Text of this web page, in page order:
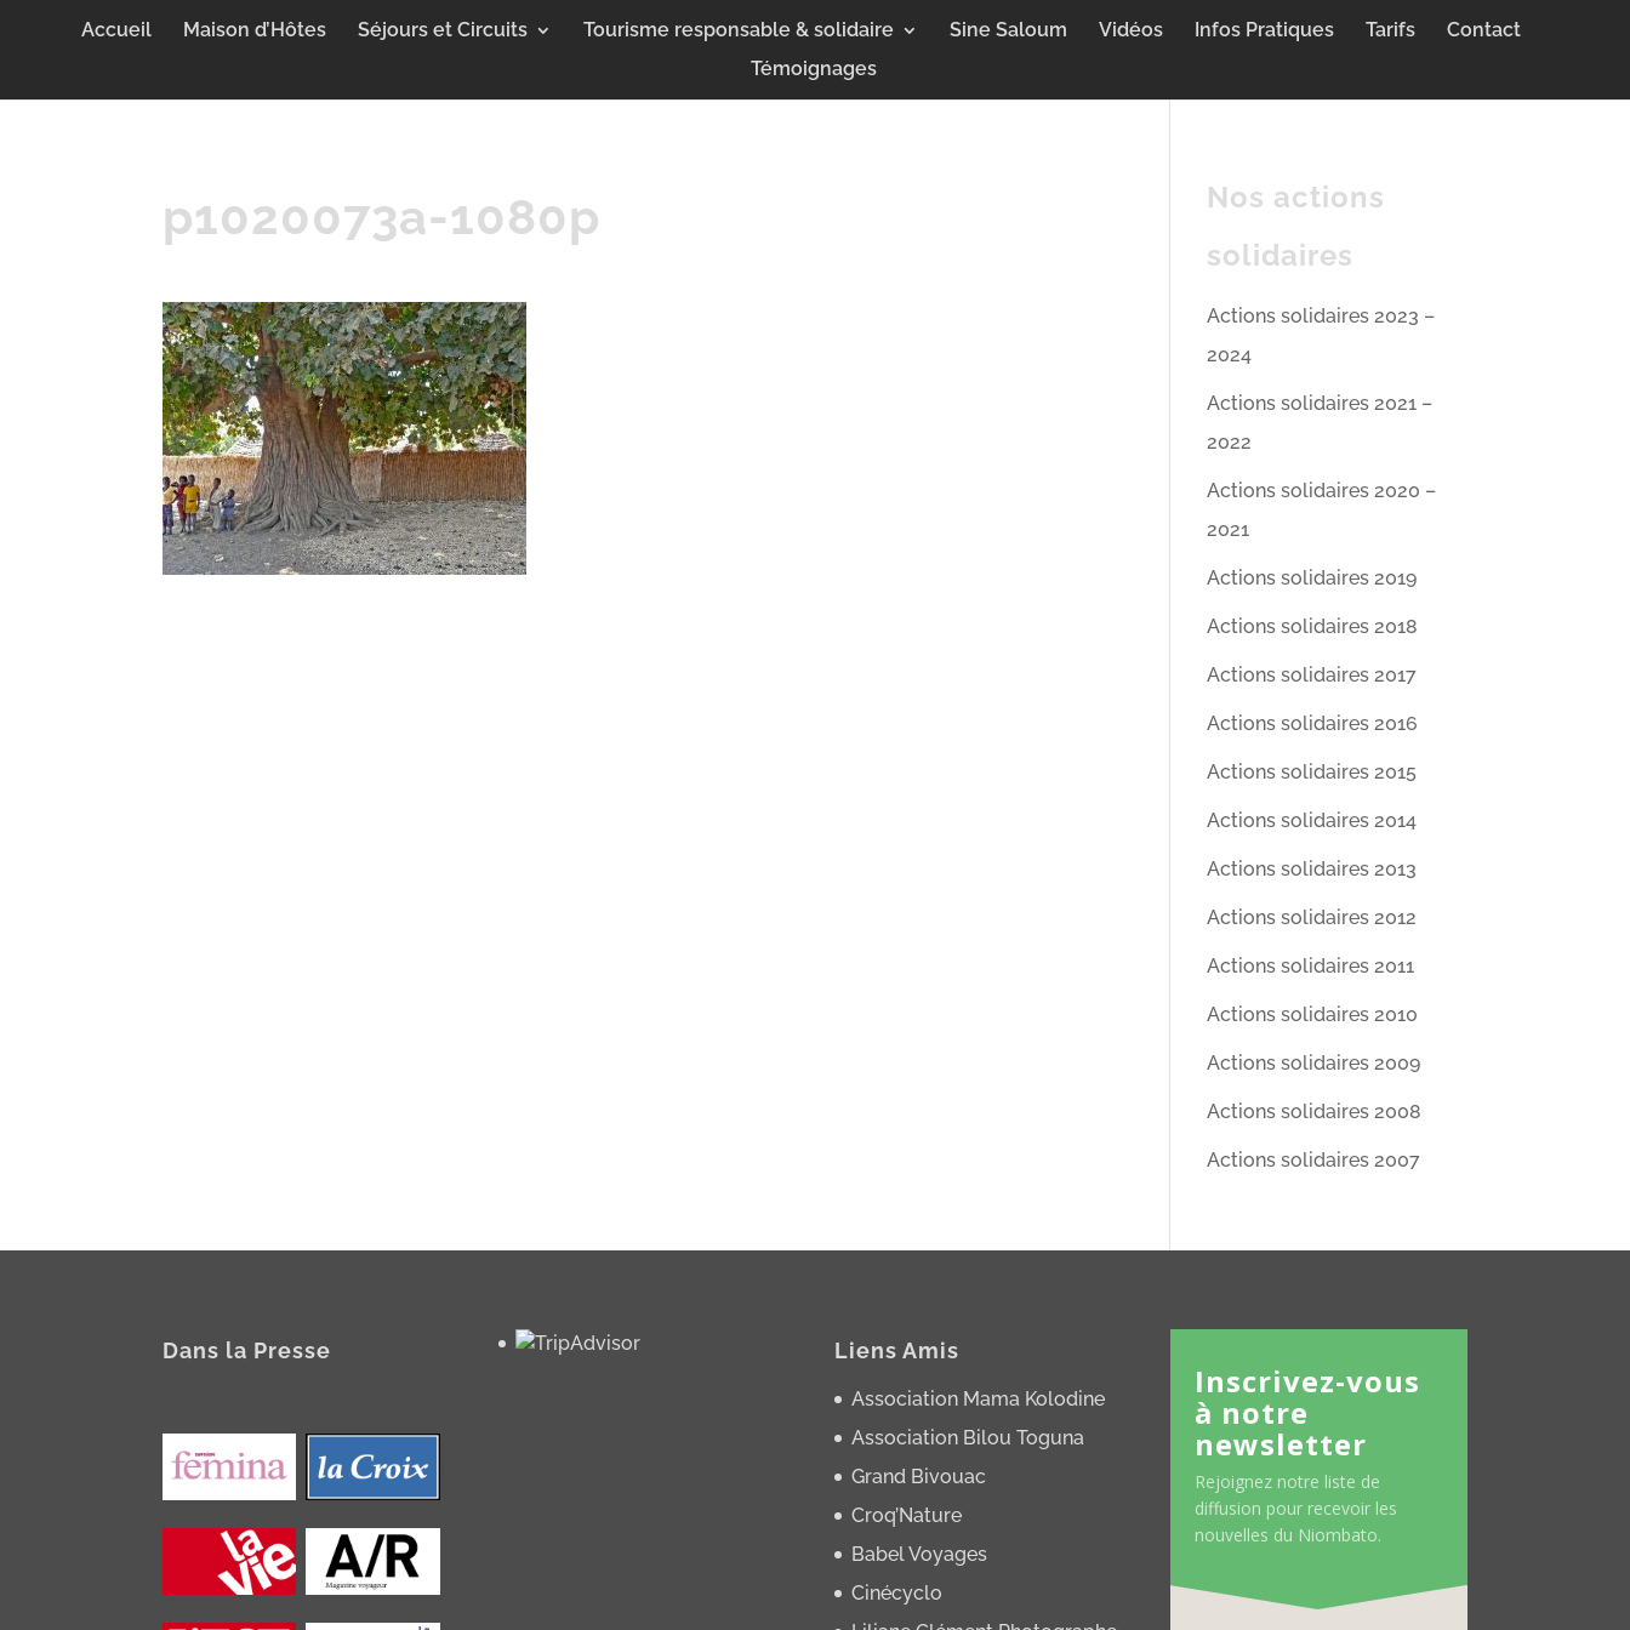
Accueil Maison d’Hôtes Séjours et Circuits Tourisme responsable & solidaire Sine Saloum Vidéos Infos Pratiques Tarifs
Contact
Témoignages
p1020073a-1080p
Nos actions
solidaires
Actions solidaires 2023 –
2024
Actions solidaires 2021 –
2022
Actions solidaires 2020 –
2021
Actions solidaires 2019
Actions solidaires 2018
Actions solidaires 2017
Actions solidaires 2016
Actions solidaires 2015
Actions solidaires 2014
Actions solidaires 2013
Actions solidaires 2012
Actions solidaires 2011
Actions solidaires 2010
Actions solidaires 2009
Actions solidaires 2008
Actions solidaires 2007
Dans la Presse Liens Amis
Association Mama Kolodine
Association Bilou Toguna
Grand Bivouac
Croq’Nature
Babel Voyages
Cinécyclo
Inscrivez-vous
à notre
newsletter
Rejoignez notre liste de
diffusion pour recevoir les
nouvelles du Niombato.